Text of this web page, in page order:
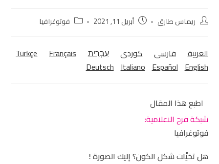
ريماس طارق أبريل 11, 2021 فوتوغرافيا
العربية فارسی كوردی‎ עִבְרִית Türkçe
Français
Deutsch Italiano Español English
اطبع هذا المقال
شبكة فرح الاعلامية:
فوتوغرافيا
هل تخيَّلت شكل الكون؟ إليك الصورة !